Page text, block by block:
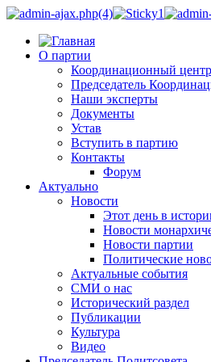
О партии
Координационный
Председатель
Наши эксперты
Документы
Устав
Вступить в партию
Контакты
Форум
Актуально
Новости
Этот день в
Новости
Новости партии
Политические
Актуальные события
СМИ о нас
Исторический раздел
Публикации
Культура
Видео